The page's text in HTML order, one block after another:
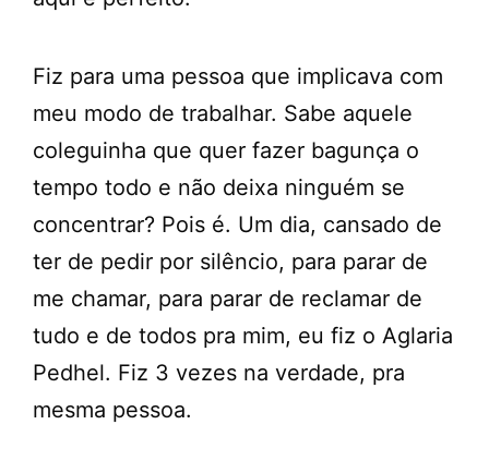
Fiz para uma pessoa que implicava com
meu modo de trabalhar. Sabe aquele
coleguinha que quer fazer bagunça o
tempo todo e não deixa ninguém se
concentrar? Pois é. Um dia, cansado de
ter de pedir por silêncio, para parar de
me chamar, para parar de reclamar de
tudo e de todos pra mim, eu fiz o Aglaria
Pedhel. Fiz 3 vezes na verdade, pra
mesma pessoa.